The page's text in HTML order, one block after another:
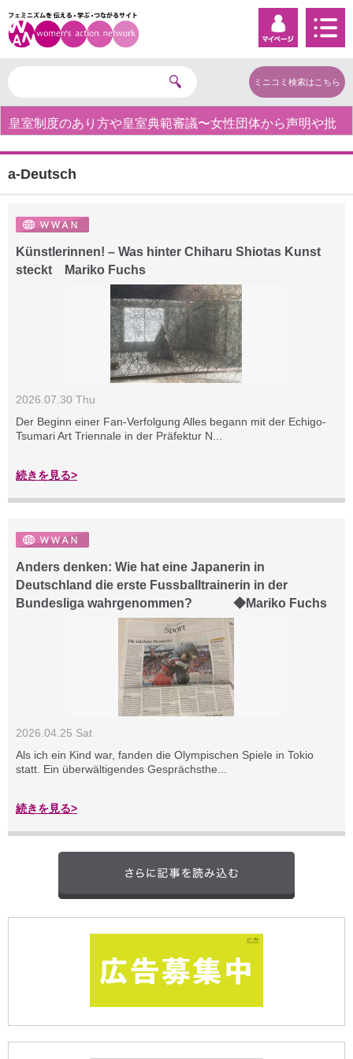
ミニコミ検索はこちら
皇室制度のあり方や皇室典範審議〜女性団体から声明や批
a-Deutsch
Künstlerinnen! – Was hinter Chiharu Shiotas Kunst
steckt Mariko Fuchs
2026.07.30 Thu
Der Beginn einer Fan-Verfolgung Alles begann mit der Echigo-
Tsumari Art Triennale in der Präfektur N...
続きを見る>
Anders denken: Wie hat eine Japanerin in
Deutschland die erste Fussballtrainerin in der
Bundesliga wahrgenommen? ◆Mariko Fuchs
2026.04.25 Sat
Als ich ein Kind war, fanden die Olympischen Spiele in Tokio
statt. Ein überwältigendes Gesprächsthe...
続きを見る>